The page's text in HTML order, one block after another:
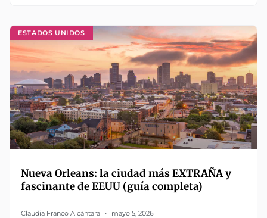
ESTADOS UNIDOS
Nueva Orleans: la ciudad más EXTRAÑA y
fascinante de EEUU (guía completa)
Claudia Franco Alcántara mayo 5, 2026